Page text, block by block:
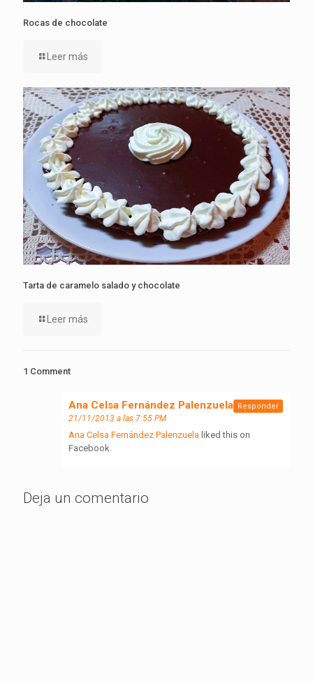
Rocas de chocolate
Leer más
Tarta de caramelo salado y chocolate
Leer más
1 Comment
Ana Celsa Fernández Palenzuela dice:
21/11/2013 a las 7:55 PM
Ana Celsa Fernández Palenzuela liked this on
Facebook.
Responder
Deja un comentario